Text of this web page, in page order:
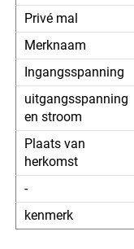
Privé mal
Merknaam
Ingangsspanning
uitgangsspanning
en stroom
Plaats van
herkomst
-
kenmerk